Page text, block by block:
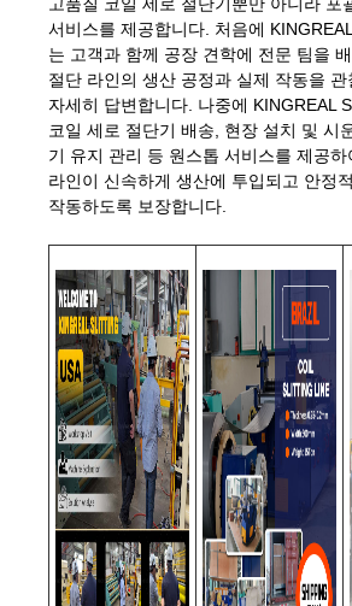
서비스를 제공합니다. 처음에
는 고객과 함께 공장 견학에 전문 팀을
절단 라인의 생산 공정과 실제 작동을
자세히 답변합니다. 나중에 KINGREAL
코일 세로 절단기 배송, 현장 설치 및 시
기 유지 관리 등 원스톱 서비스를 제공
라인이 신속하게 생산에 투입되고 안정
작동하도록 보장합니다.